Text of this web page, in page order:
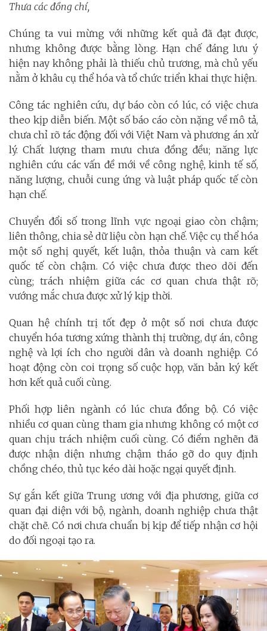
Thưa các đồng chí,
Chúng ta vui mừng với những kết quả đã đạt được,
nhưng không được bằng lòng. Hạn chế đáng lưu ý
hiện nay không phải là thiếu chủ trương, mà chủ yếu
nằm ở khâu cụ thể hóa và tổ chức triển khai thực hiện.
Công tác nghiên cứu, dự báo còn có lúc, có việc chưa
theo kịp diễn biến. Một số báo cáo còn nặng về mô tả,
chưa chỉ rõ tác động đối với Việt Nam và phương án xử
lý. Chất lượng tham mưu chưa đồng đều; năng lực
nghiên cứu các vấn đề mới về công nghệ, kinh tế số,
năng lượng, chuỗi cung ứng và luật pháp quốc tế còn
hạn chế.
Chuyển đổi số trong lĩnh vực ngoại giao còn chậm;
liên thông, chia sẻ dữ liệu còn hạn chế. Việc cụ thể hóa
một số nghị quyết, kết luận, thỏa thuận và cam kết
quốc tế còn chậm. Có việc chưa được theo dõi đến
cùng; trách nhiệm giữa các cơ quan chưa thật rõ;
vướng mắc chưa được xử lý kịp thời.
Quan hệ chính trị tốt đẹp ở một số nơi chưa được
chuyển hóa tương xứng thành thị trường, dự án, công
nghệ và lợi ích cho người dân và doanh nghiệp. Có
hoạt động còn coi trọng số cuộc họp, văn bản ký kết
hơn kết quả cuối cùng.
Phối hợp liên ngành có lúc chưa đồng bộ. Có việc
nhiều cơ quan cùng tham gia nhưng không có một cơ
quan chịu trách nhiệm cuối cùng. Có điểm nghẽn đã
được nhận diện nhưng chậm tháo gỡ do quy định
chồng chéo, thủ tục kéo dài hoặc ngại quyết định.
Sự gắn kết giữa Trung ương với địa phương, giữa cơ
quan đại diện với bộ, ngành, doanh nghiệp chưa thật
chặt chẽ. Có nơi chưa chuẩn bị kịp để tiếp nhận cơ hội
do đối ngoại tạo ra.